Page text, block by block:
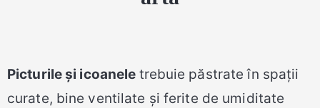
Picturile și icoanele trebuie păstrate în spații
curate, bine ventilate și ferite de umiditate